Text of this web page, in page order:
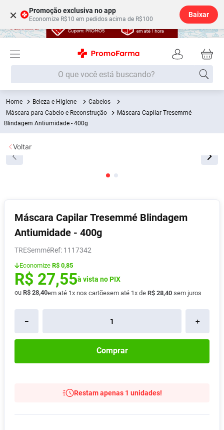
× Promoção exclusiva no app
Economize R$10 em pedidos acima de R$100
Baixar
O que você está buscando?
Beleza e Higiene
Cabelos
Máscara para Cabelo e Reconstrução
Máscara Capilar Tresemmé
Blindagem Antiumidade - 400g
Máscara Capilar Tresemmé Blindagem
Antiumidade - 400g
TRESemmé : 1117342
Economize R$ 0,85
R$ 27,55à vista no PIX
ou R$ 28,40em até 1x nos cartõesem até 1x de R$ 28,40 sem juros
＋
－
Comprar
Restam apenas 1 unidades!
Voltar
Termos mais buscados
1 º Fralda
7º Shampoo
8º Absorvente
9º Pampers Confort Sec
10º Lavitan